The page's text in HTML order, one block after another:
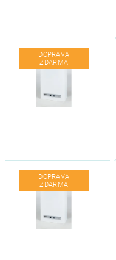
DOPRAVA
ZDARMA
DOPRAVA
ZDARMA